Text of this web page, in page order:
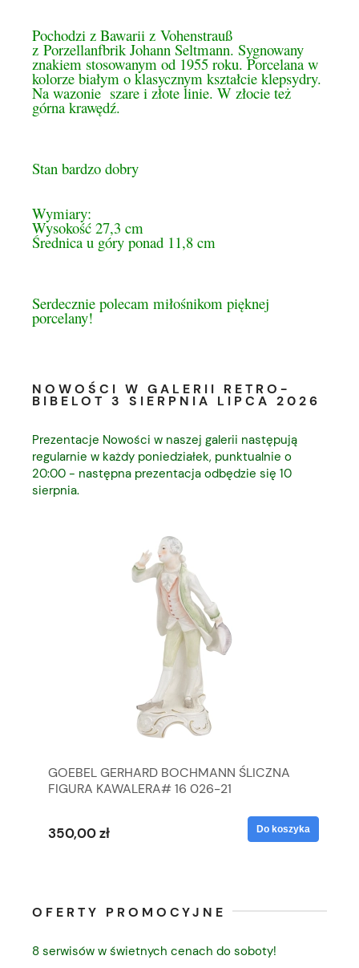
Pochodzi z Bawarii z Vohenstrauß
z Porzellanfbrik Johann Seltmann. Sygnowany
znakiem stosowanym od 1955 roku. Porcelana w
kolorze białym o klasycznym kształcie klepsydry.
Na wazonie szare i złote linie. W złocie też
górna krawędź.
Stan bardzo dobry
Wymiary:
Wysokość 27,3 cm
Średnica u góry ponad 11,8 cm
Serdecznie polecam miłośnikom pięknej
porcelany!
NOWOŚCI W GALERII RETRO-
BIBELOT 3 SIERPNIA LIPCA 2026
Prezentacje Nowości w naszej galerii następują
regularnie w każdy poniedziałek, punktualnie o
20:00 - następna prezentacja odbędzie się 10
sierpnia.
GOEBEL GERHARD BOCHMANN ŚLICZNA
FIGURA KAWALERA# 16 026-21
350,00 zł Do koszyka
OFERTY PROMOCYJNE
8 serwisów w świetnych cenach do soboty!